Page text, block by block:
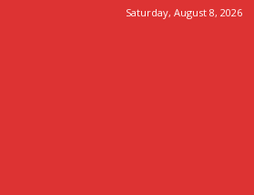
Saturday, August 8, 2026